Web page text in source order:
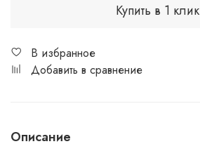
Купить в 1 клик
В избранное
Добавить в сравнение
Описание